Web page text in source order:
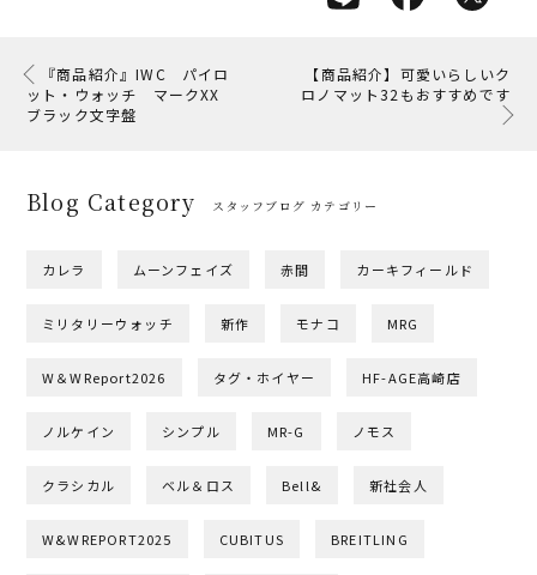
『商品紹介』IWC パイロ
ット・ウォッチ マークXX
ブラック文字盤
【商品紹介】可愛いらしいク
ロノマット32もおすすめです
Blog Category スタッフブログ カテゴリー
カレラ ムーンフェイズ 赤間 カーキフィールド
ミリタリーウォッチ 新作 モナコ MRG
W＆WReport2026 タグ・ホイヤー HF-AGE高崎店
ノルケイン シンプル MR-G ノモス
クラシカル ベル＆ロス Bell& 新社会人
W&WREPORT2025 CUBITUS BREITLING